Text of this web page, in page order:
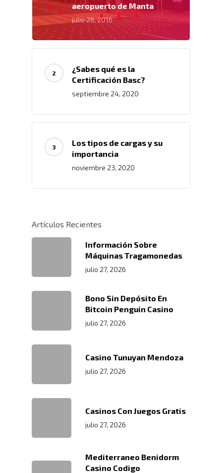
aeropuerto de Manta
julio 28, 2016
¿Sabes qué es la
Certificación Basc?
septiembre 24, 2020
Los tipos de cargas y su
importancia
noviembre 23, 2020
Artículos Recientes
Información Sobre
Máquinas Tragamonedas
julio 27, 2026
Bono Sin Depósito En
Bitcoin Penguin Casino
julio 27, 2026
Casino Tunuyan Mendoza
julio 27, 2026
Casinos Con Juegos Gratis
julio 27, 2026
Mediterraneo Benidorm
Casino Codigo
Inicio
Nosotros
Servicios
Productos
Transporte Terrestre
Depósito Comercial
Servicio Aduanal
Servicio En
Políticas De Seguridad
Webmail
Trabaja Con
Nosotros